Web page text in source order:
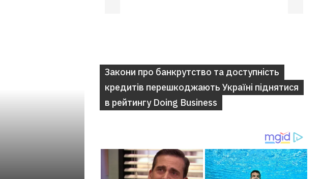
Закони про банкрутство та доступність
кредитів перешкоджають Україні піднятися
в рейтингу Doing Business